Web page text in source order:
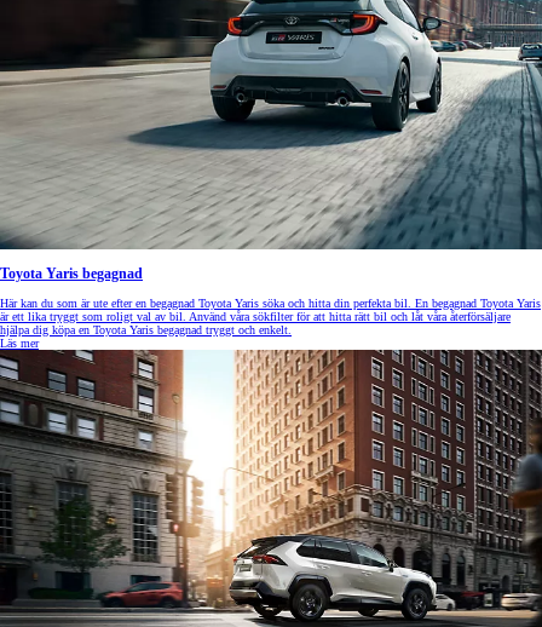
Toyota Yaris begagnad
Här kan du som är ute efter en begagnad Toyota Yaris söka och hitta din perfekta bil. En begagnad Toyota Yaris
är ett lika tryggt som roligt val av bil. Använd våra sökfilter för att hitta rätt bil och låt våra återförsäljare
hjälpa dig köpa en Toyota Yaris begagnad tryggt och enkelt.
Läs mer